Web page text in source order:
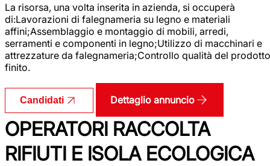
La risorsa, una volta inserita in azienda, si occuperà
di:Lavorazioni di falegnameria su legno e materiali
affini;Assemblaggio e montaggio di mobili, arredi,
serramenti e componenti in legno;Utilizzo di macchinari e
attrezzature da falegnameria;Controllo qualità del prodotto
finito.
Candidati Dettaglio annuncio
OPERATORI RACCOLTA
RIFIUTI E ISOLA ECOLOGICA